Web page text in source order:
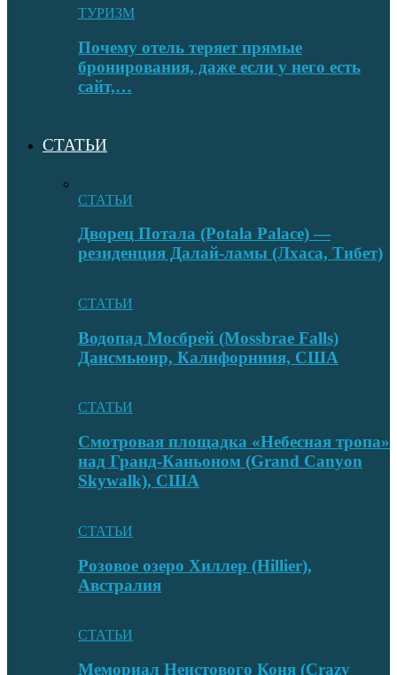
ТУРИЗМ
Почему отель теряет прямые
бронирования, даже если у него есть
сайт,…
СТАТЬИ
СТАТЬИ
Дворец Потала (Potala Palace) —
резиденция Далай-ламы (Лхаса, Тибет)
СТАТЬИ
Водопад Мосбрей (Mossbrae Falls)
Дансмьюир, Калифорниия, США
СТАТЬИ
Смотровая площадка «Небесная тропа»
над Гранд-Каньоном (Grand Canyon
Skywalk), США
СТАТЬИ
Розовое озеро Хиллер (Hillier),
Австралия
СТАТЬИ
Мемориал Неистового Коня (Crazy